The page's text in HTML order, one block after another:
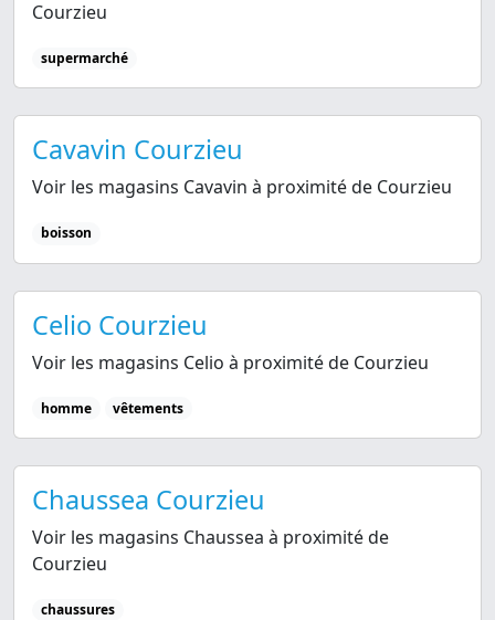
Courzieu
supermarché
Cavavin Courzieu
Voir les magasins Cavavin à proximité de Courzieu
boisson
Celio Courzieu
Voir les magasins Celio à proximité de Courzieu
homme vêtements
Chaussea Courzieu
Voir les magasins Chaussea à proximité de
Courzieu
chaussures